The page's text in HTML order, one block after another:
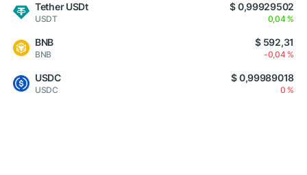
Tether USDt
USDT
$ 0,99929502
0,04 %
BNB
BNB
$ 592,31
-0,04 %
USDC
USDC
$ 0,99989018
0 %